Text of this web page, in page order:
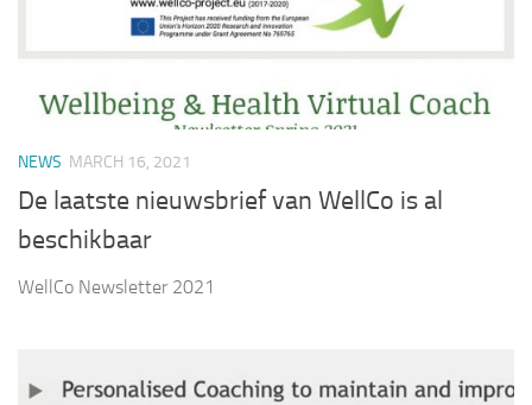
NEWS MARCH 16, 2021
De laatste nieuwsbrief van WellCo is al
beschikbaar
WellCo Newsletter 2021